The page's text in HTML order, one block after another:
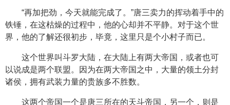
“再加把劲，今天就能完成了。”唐三卖力的挥动着手中的
铁锤，在这枯燥的过程中，他的心却并不平静。对于这个世
界，他的了解还很初步，毕竟，这里只是个小村子而已。
这个世界叫斗罗大陆，在大陆上有两大帝国，或者也可
以说成是两个联盟。因为在两大帝国之中，大量的领土分封
诸侯，拥有武装力量的贵族多不胜数。
这两个帝国一个是唐三所在的天斗帝国，另一个，则是